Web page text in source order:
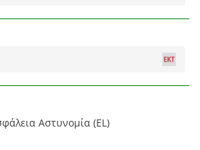
Αστυνομία (EL)